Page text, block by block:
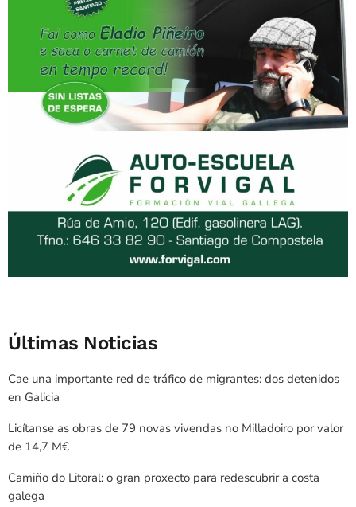
Últimas Noticias
Cae una importante red de tráfico de migrantes: dos detenidos
en Galicia
Licítanse as obras de 79 novas vivendas no Milladoiro por valor
de 14,7 M€
Camiño do Litoral: o gran proxecto para redescubrir a costa
galega